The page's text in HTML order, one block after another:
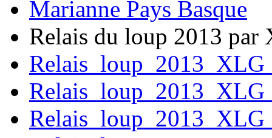
Marianne Pays Basque
Relais du loup 2013 par